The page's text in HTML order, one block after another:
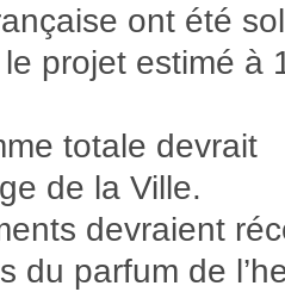
ont été
projet estimé à
totale devrait
de la Ville.
devraient
du parfum de